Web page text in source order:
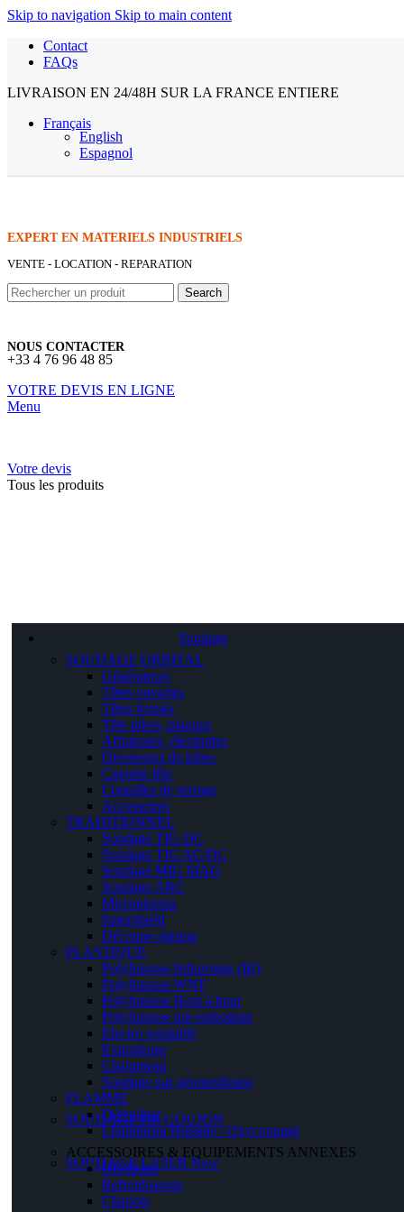
Skip to navigation Skip to main content
Contact
FAQs
LIVRAISON EN 24/48H SUR LA FRANCE ENTIERE
Français
English
Espagnol
EXPERT EN MATERIELS INDUSTRIELS
VENTE - LOCATION - REPARATION
Search
NOUS CONTACTER
+33 4 76 96 48 85
VOTRE DEVIS EN LIGNE
Menu
Votre devis
Tous les produits
Soudage
SOUDAGE ORBITAL
Générateurs
Têtes ouvertes
Têtes fermés
Tête tubes, plaques
Affuteuses, électrodes
Dresseuses de tubes
Cassette tête
Coquilles de serrage
Accessoires
TRADITIONNEL
Soudage TIG DC
Soudage TIG AC/DC
Soudage MIG MAG
Soudage ARC
Microplasma
Innershield
Découpe plasma
PLASTIQUE
Polyfuseuse Infrarouge (IR)
Polyfuseuse WNF
Polyfuseuse Bout à bout
Polyfuseuse par emboiture
Electro soudable
Extrudeuse
Chalumeau
Soudage par géomenbrane
FLAMME
Détendeur
Chalumeau Brasage / Oxycoupage
SOUDAGE DE GOUJON
SOUDAGE LASER New
ACCESSOIRES & EQUIPEMENTS ANNEXES
Dévidoirs
Refroidisseurs
Chariots